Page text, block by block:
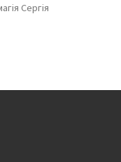
Сергія